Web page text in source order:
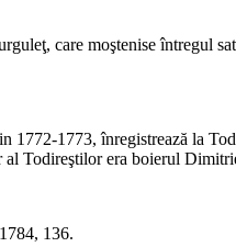
care moştenise întregul
1772-1773, înregistrează la
Todireştilor era boierul
136.